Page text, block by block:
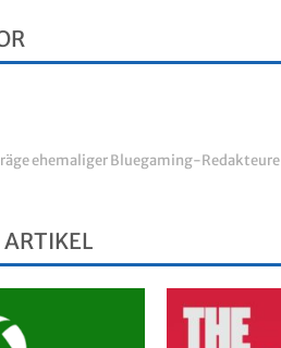
ehemaliger Bluegaming-Redakteure